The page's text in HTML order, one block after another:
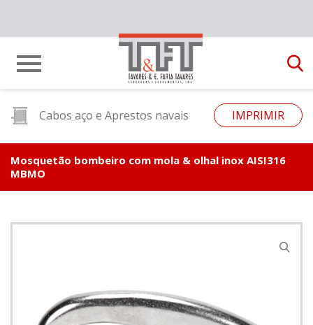
Cabos aço e Aprestos navais IMPRIMIR
Mosquetão bombeiro com mola & olhal inox AISI316
MBMO